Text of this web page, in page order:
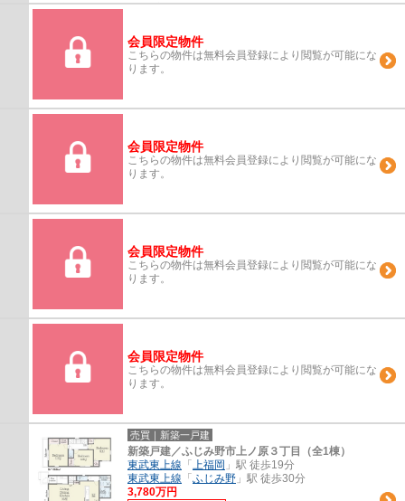
／想定利回り：8.9％♪ ■室内リフォーム履歴あ...
会員限定物件
こちらの物件は無料会員登録により閲覧が可能にな
ります。
会員限定物件
こちらの物件は無料会員登録により閲覧が可能にな
ります。
会員限定物件
こちらの物件は無料会員登録により閲覧が可能にな
ります。
会員限定物件
こちらの物件は無料会員登録により閲覧が可能にな
ります。
売買｜新築一戸建
新築戸建／ふじみ野市上ノ原３丁目（全1棟）
東武東上線 「 上福岡 」駅 徒歩19分
東武東上線 「 ふじみ野 」駅 徒歩30分
3,780万円